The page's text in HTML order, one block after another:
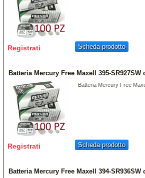
Registrati Scheda prodotto
Batteria Mercury Free Maxell 395-SR927SW
Batteria Mercury Free
Registrati Scheda prodotto
Batteria Mercury Free Maxell 394-SR936SW